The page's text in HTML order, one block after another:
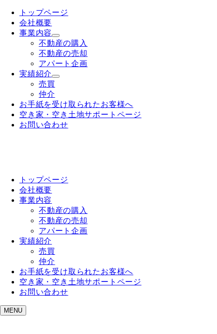
トップページ
会社概要
事業内容
不動産の購入
不動産の売却
アパート企画
実績紹介
売買
仲介
お手紙を受け取られたお客様へ
空き家・空き土地サポートページ
お問い合わせ
トップページ
会社概要
事業内容
不動産の購入
不動産の売却
アパート企画
実績紹介
売買
仲介
お手紙を受け取られたお客様へ
空き家・空き土地サポートページ
お問い合わせ
MENU